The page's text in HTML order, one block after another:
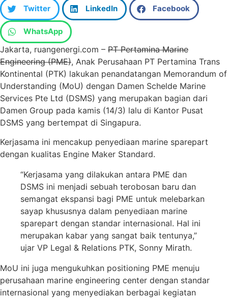
Twitter LinkedIn Facebook
WhatsApp
Jakarta, ruangenergi.com – PT Pertamina Marine
Engineering (PME), Anak Perusahaan PT Pertamina Trans
Kontinental (PTK) lakukan penandatangan Memorandum of
Understanding (MoU) dengan Damen Schelde Marine
Services Pte Ltd (DSMS) yang merupakan bagian dari
Damen Group pada kamis (14/3) lalu di Kantor Pusat
DSMS yang bertempat di Singapura.
Kerjasama ini mencakup penyediaan marine sparepart
dengan kualitas Engine Maker Standard.
“Kerjasama yang dilakukan antara PME dan
DSMS ini menjadi sebuah terobosan baru dan
semangat ekspansi bagi PME untuk melebarkan
sayap khususnya dalam penyediaan marine
sparepart dengan standar internasional. Hal ini
merupakan kabar yang sangat baik tentunya,”
ujar VP Legal & Relations PTK, Sonny Mirath.
MoU ini juga mengukuhkan positioning PME menuju
perusahaan marine engineering center dengan standar
internasional yang menyediakan berbagai kegiatan